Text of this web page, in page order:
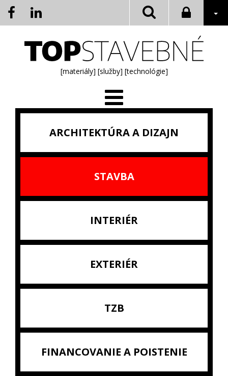
[materiály] [služby] [technológie]
ARCHITEKTÚRA A DIZAJN
STAVBA
INTERIÉR
EXTERIÉR
TZB
FINANCOVANIE A POISTENIE